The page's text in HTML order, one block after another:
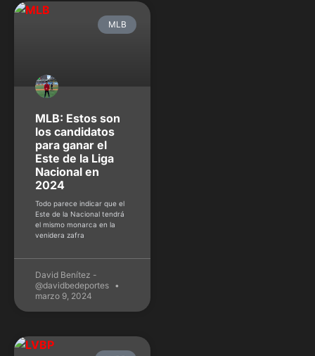
MLB
MLB: Estos son
los candidatos
para ganar el
Este de la Liga
Nacional en
2024
Todo parece indicar que el
Este de la Nacional tendrá
el mismo monarca en la
venidera zafra
David Benítez -
@davidbedeportes
marzo 9, 2024